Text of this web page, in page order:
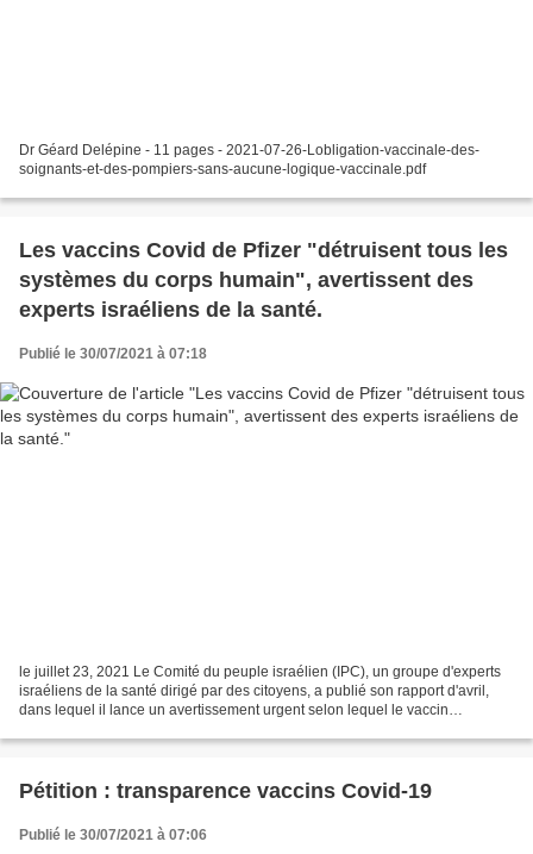
Dr Géard Delépine - 11 pages - 2021-07-26-Lobligation-vaccinale-des-
soignants-et-des-pompiers-sans-aucune-logique-vaccinale.pdf
Les vaccins Covid de Pfizer "détruisent tous les
systèmes du corps humain", avertissent des
experts israéliens de la santé.
Publié le 30/07/2021 à 07:18
le juillet 23, 2021 Le Comité du peuple israélien (IPC), un groupe d'experts
israéliens de la santé dirigé par des citoyens, a publié son rapport d'avril,
dans lequel il lance un avertissement urgent selon lequel le vaccin
Pétition : transparence vaccins Covid-19
Publié le 30/07/2021 à 07:06